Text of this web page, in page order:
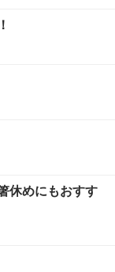
休めにもおすす